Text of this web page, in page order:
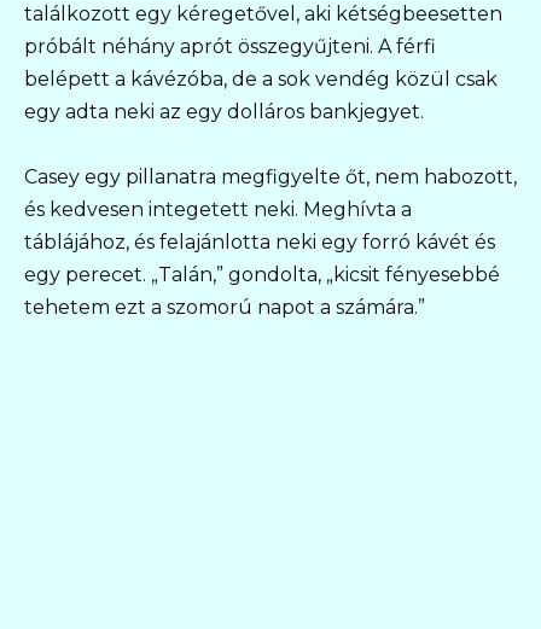
találkozott egy kéregetővel, aki kétségbeesetten
próbált néhány aprót összegyűjteni. A férfi
belépett a kávézóba, de a sok vendég közül csak
egy adta neki az egy dolláros bankjegyet.
Casey egy pillanatra megfigyelte őt, nem habozott,
és kedvesen integetett neki. Meghívta a
táblájához, és felajánlotta neki egy forró kávét és
egy perecet. „Talán,” gondolta, „kicsit fényesebbé
tehetem ezt a szomorú napot a számára.”